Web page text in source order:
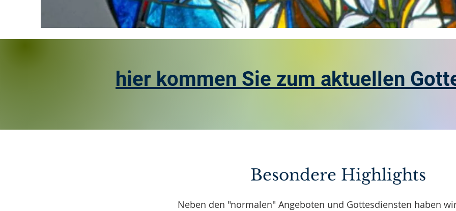
hier kommen Sie zum aktuellen
Besondere Highlights
Neben den "normalen" Angeboten und Gottesdiensten haben